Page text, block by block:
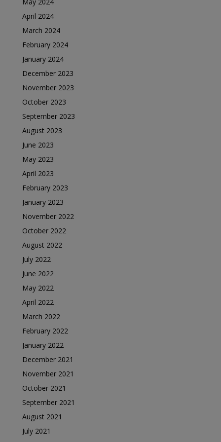
May 2024
April 2024
March 2024
February 2024
January 2024
December 2023
November 2023
October 2023
September 2023
August 2023
June 2023
May 2023
April 2023
February 2023
January 2023
November 2022
October 2022
August 2022
July 2022
June 2022
May 2022
April 2022
March 2022
February 2022
January 2022
December 2021
November 2021
October 2021
September 2021
August 2021
July 2021